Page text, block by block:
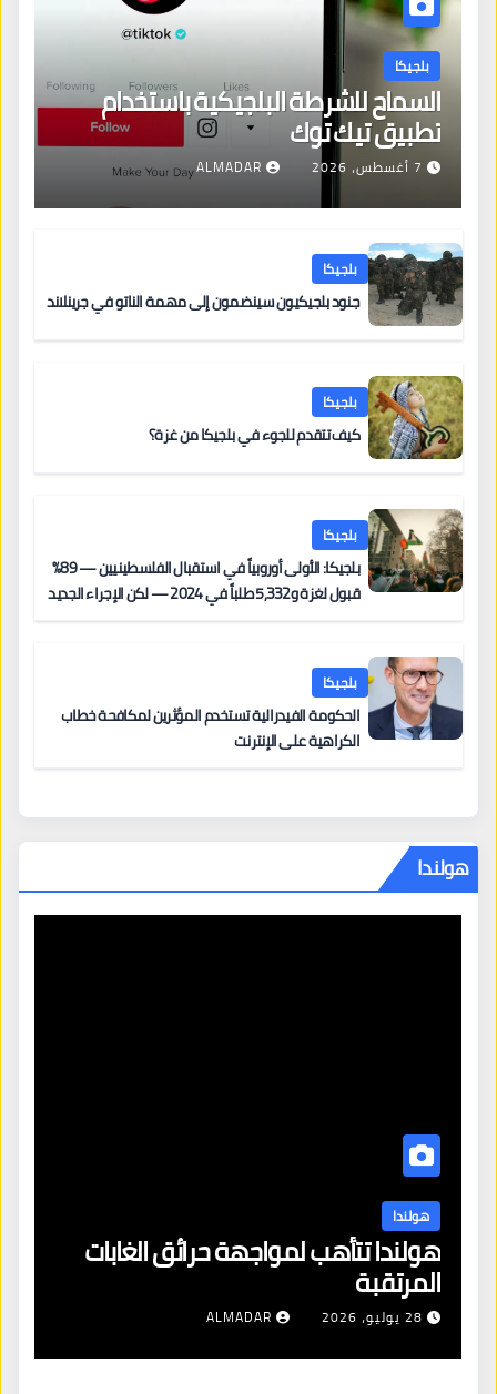
بلجيكا
السماح للشرطة البلجيكية باستخدام
تطبيق تيك توك
7 أغسطس، 2026 ALMADAR
بلجيكا
جنود بلجيكيون سينضمون إلى مهمة الناتو في جرينلاند
بلجيكا
كيف تتقدم للجوء في بلجيكا من غزة؟
بلجيكا
بلجيكا: الأولى أوروبياً في استقبال الفلسطينيين — 89%
قبول لغزة و5,332 طلباً في 2024 — لكن الإجراء الجديد
بلجيكا
الحكومة الفيدرالية تستخدم المؤثرين لمكافحة خطاب
الكراهية على الإنترنت
هولندا
هولندا
هولندا تتأهب لمواجهة حرائق الغابات
المرتقبة
28 يوليو، 2026 ALMADAR